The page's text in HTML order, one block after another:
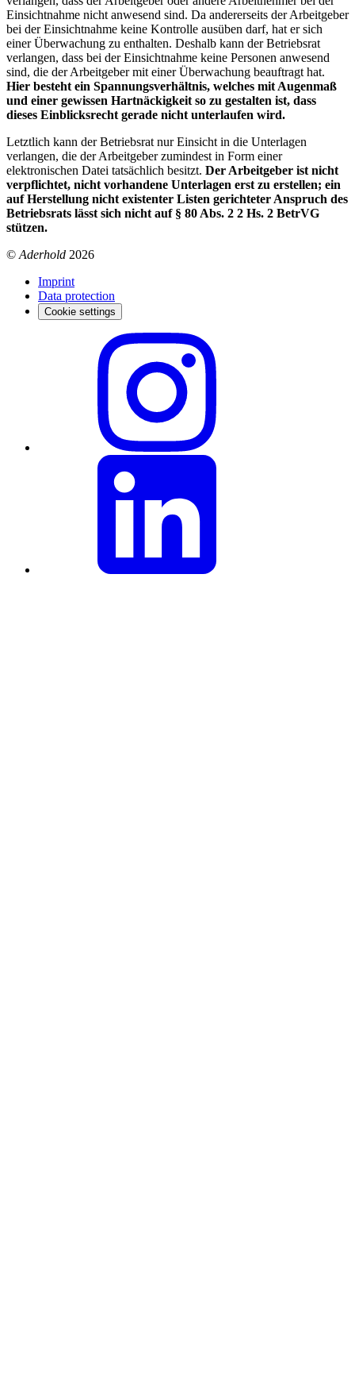
Einsichtnahme nicht anwesend sind. Da andererseits der Arbeitgeber
bei der Einsichtnahme keine Kontrolle ausüben darf, hat er sich
einer Überwachung zu enthalten. Deshalb kann der Betriebsrat
verlangen, dass bei der Einsichtnahme keine Personen anwesend
sind, die der Arbeitgeber mit einer Überwachung beauftragt hat.
Hier besteht ein Spannungsverhältnis, welches mit Augenmaß
und einer gewissen Hartnäckigkeit so zu gestalten ist, dass
dieses Einblicksrecht gerade nicht unterlaufen wird.
Letztlich kann der Betriebsrat nur Einsicht in die Unterlagen
verlangen, die der Arbeitgeber zumindest in Form einer
elektronischen Datei tatsächlich besitzt. Der Arbeitgeber ist nicht
verpflichtet, nicht vorhandene Unterlagen erst zu erstellen; ein
auf Herstellung nicht existenter Listen gerichteter Anspruch des
Betriebsrats lässt sich nicht auf § 80 Abs. 2 2 Hs. 2 BetrVG
stützen.
© Aderhold 2026
Imprint
Data protection
Cookie settings